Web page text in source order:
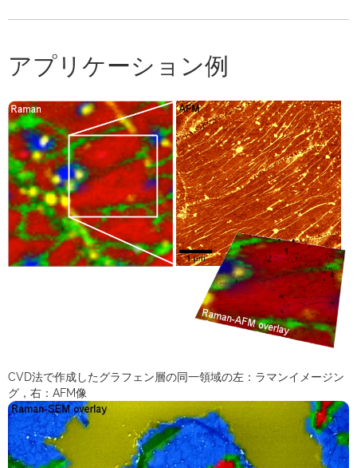
アプリケーション例
CVD法で作成したグラフェン層の同一領域の左：ラマンイメージン
グ，右：AFM像